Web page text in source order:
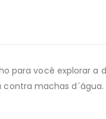
para você explorar a
machas d´água.